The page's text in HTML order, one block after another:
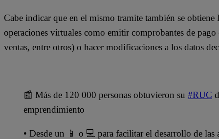
Cabe indicar que en el mismo tramite también se obtiene
operaciones virtuales como emitir comprobantes de
ventas, entre otros) o hacer modificaciones a los datos
📰 Más de 120 000 personas obtuvieron su #RUC
emprendimiento
• Desde un 📱 o 💻 para facilitar el desarrollo de las